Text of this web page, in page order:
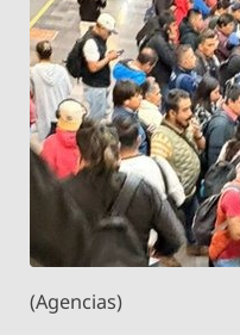
(Agencias)